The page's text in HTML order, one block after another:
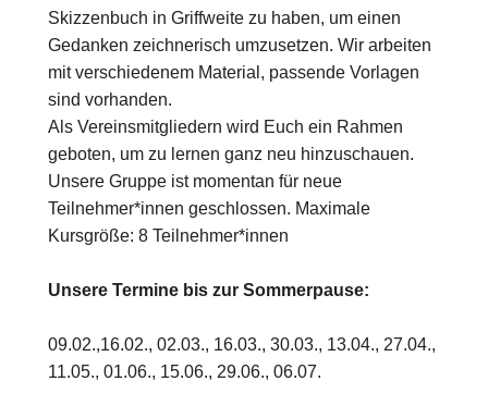
Skizzenbuch in Griffweite zu haben, um einen
Gedanken zeichnerisch umzusetzen. Wir arbeiten
mit verschiedenem Material, passende Vorlagen
sind vorhanden.
Als Vereinsmitgliedern wird Euch ein Rahmen
geboten, um zu lernen ganz neu hinzuschauen.
Unsere Gruppe ist momentan für neue
Teilnehmer*innen geschlossen. Maximale
Kursgröße: 8 Teilnehmer*innen
Unsere Termine bis zur Sommerpause:
09.02.,16.02., 02.03., 16.03., 30.03., 13.04., 27.04.,
11.05., 01.06., 15.06., 29.06., 06.07.